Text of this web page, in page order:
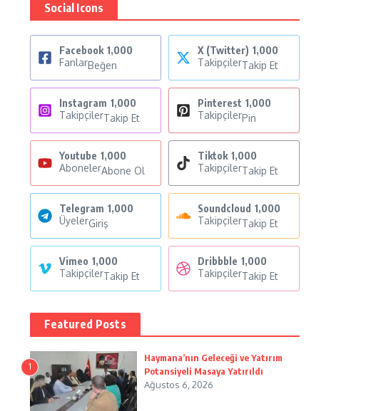
Social Icons
Facebook 1,000
FanlarBeğen
X (Twitter) 1,000
TakipçilerTakip Et
Instagram 1,000
TakipçilerTakip Et
Pinterest 1,000
TakipçilerPin
Youtube 1,000
AbonelerAbone Ol
Tiktok 1,000
TakipçilerTakip Et
Telegram 1,000
ÜyelerGiriş
Soundcloud 1,000
TakipçilerTakip Et
Vimeo 1,000
TakipçilerTakip Et
Dribbble 1,000
TakipçilerTakip Et
Featured Posts
1
Haymana’nın Geleceği ve Yatırım
Potansiyeli Masaya Yatırıldı
Ağustos 6, 2026